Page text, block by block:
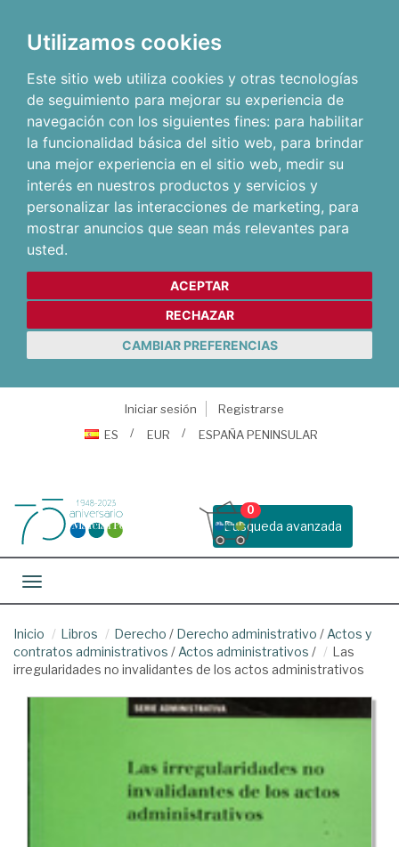
Utilizamos cookies
Este sitio web utiliza cookies y otras tecnologías
de seguimiento para mejorar su experiencia de
navegación con los siguientes fines: para habilitar
la funcionalidad básica del sitio web, para brindar
una mejor experiencia en el sitio web, medir su
interés en nuestros productos y servicios y
personalizar las interacciones de marketing, para
mostrar anuncios que sean más relevantes para
usted.
ACEPTAR
RECHAZAR
CAMBIAR PREFERENCIAS
Iniciar sesión
Registrarse
ES
EUR ESPAÑA PENINSULAR
Busqueda avanzada
0
Toggle navigation
Inicio Libros Derecho / Derecho administrativo / Actos y
contratos administrativos / Actos administrativos /
Las
irregularidades no invalidantes de los actos administrativos